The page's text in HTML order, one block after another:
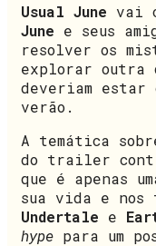
Usual June vai
June e seus
resolver os
explorar outra
deveriam
verão.
A temática
do trailer
que é apenas
sua vida e nos
Undertale e
hype para um